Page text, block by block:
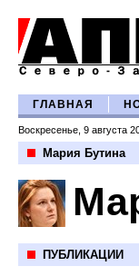
ГЛАВНАЯ
Воскресенье, 9 августа
Мария Бутина
ПУБЛИКАЦИИ